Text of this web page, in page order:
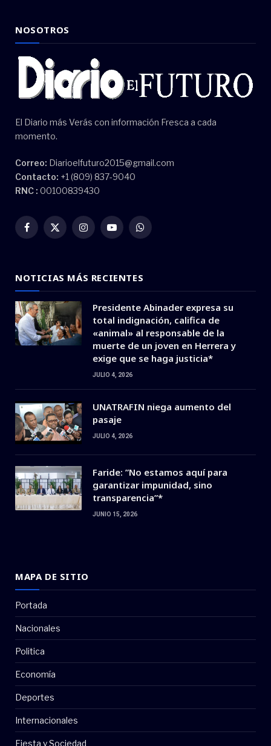
NOSOTROS
El Diario más Verás con información Fresca a cada
momento.
Correo: Diarioelfuturo2015@gmail.com
Contacto: +1 (809) 837-9040
RNC : 00100839430
Facebook
X
InstagramYouTubeWhatsApp
NOTICIAS MÁS RECIENTES
Presidente Abinader expresa su
total indignación, califica de
«animal» al responsable de la
muerte de un joven en Herrera y
exige que se haga justicia*
JULIO 4, 2026
UNATRAFIN niega aumento del
pasaje
JULIO 4, 2026
Faride: ”No estamos aquí para
garantizar impunidad, sino
transparencia”*
JUNIO 15, 2026
MAPA DE SITIO
Portada
Nacionales
Politica
Economía
Deportes
Internacionales
Fiesta y Sociedad